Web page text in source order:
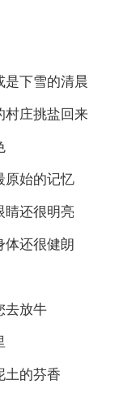
下雪的清晨
庄挑盐回来
始的记忆
还很明亮
还很健朗
放牛
的芬香